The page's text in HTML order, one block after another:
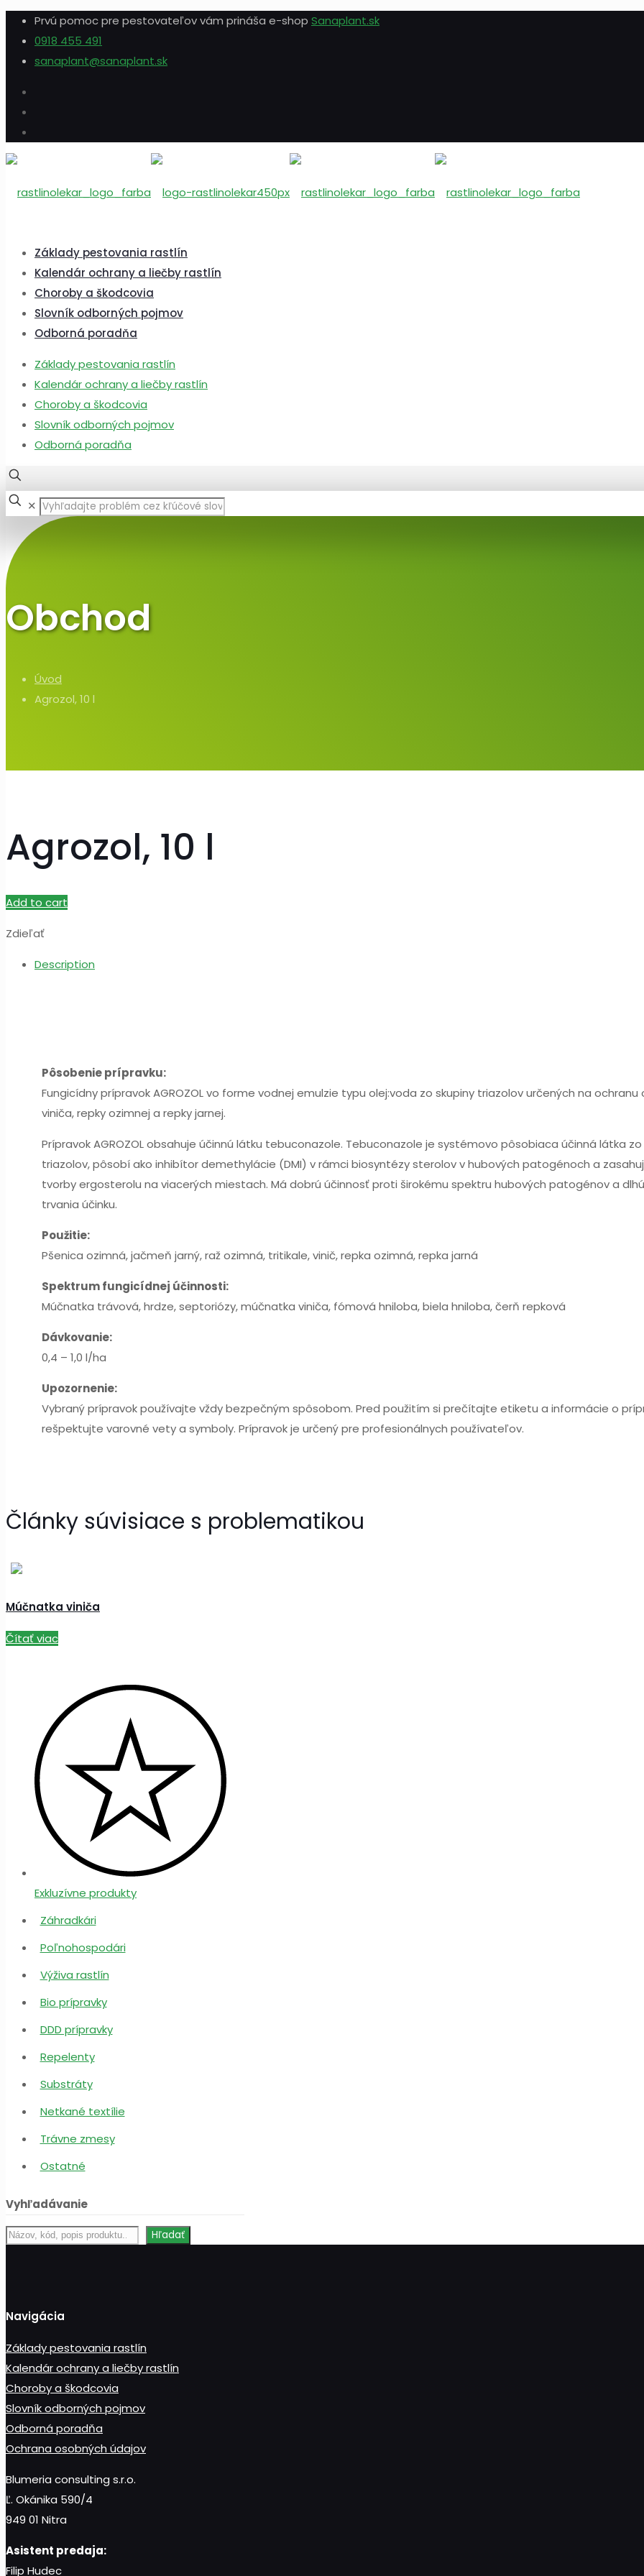
Prvú pomoc pre pestovateľov vám prináša e-shop Sanaplant.sk
0918 455 491
sanaplant@sanaplant.sk
Základy pestovania rastlín
Kalendár ochrany a liečby rastlín
Choroby a škodcovia
Slovník odborných pojmov
Odborná poradňa
Základy pestovania rastlín
Kalendár ochrany a liečby rastlín
Choroby a škodcovia
Slovník odborných pojmov
Odborná poradňa
✕
Obchod
Úvod
Agrozol, 10 l
Agrozol, 10 l
Add to cart
Zdieľať
Description
Pôsobenie prípravku:
Fungicídny prípravok AGROZOL vo forme vodnej emulzie typu olej:voda zo skupiny triazolov určených na ochranu
viniča, repky ozimnej a repky jarnej.
Prípravok AGROZOL obsahuje účinnú látku tebuconazole. Tebuconazole je systémovo pôsobiaca účinná látka zo
triazolov, pôsobí ako inhibítor demethylácie (DMI) v rámci biosyntézy sterolov v hubových patogénoch a
tvorby ergosterolu na viacerých miestach. Má dobrú účinnosť proti širokému spektru hubových patogénov a
trvania účinku.
Použitie:
Pšenica ozimná, jačmeň jarný, raž ozimná, tritikale, vinič, repka ozimná, repka jarná
Spektrum fungicídnej účinnosti:
Múčnatka trávová, hrdze, septoriózy, múčnatka viniča, fómová hniloba, biela hniloba, čerň repková
Dávkovanie:
0,4 – 1,0 l/ha
Upozornenie:
Vybraný prípravok používajte vždy bezpečným spôsobom. Pred použitím si prečítajte etiketu a informácie o
rešpektujte varovné vety a symboly. Prípravok je určený pre profesionálnych používateľov.
Články súvisiace s problematikou
Múčnatka viniča
Čítať viac
Exkluzívne produkty
Záhradkári
Poľnohospodári
Výživa rastlín
Bio prípravky
DDD prípravky
Repelenty
Substráty
Netkané textílie
Trávne zmesy
Ostatné
Vyhľadávanie
Hľadať
Hľadať
Navigácia
Základy pestovania rastlín
Kalendár ochrany a liečby rastlín
Choroby a škodcovia
Slovník odborných pojmov
Odborná poradňa
Ochrana osobných údajov
Blumeria consulting s.r.o.
Ľ. Okánika 590/4
949 01 Nitra
Asistent predaja:
Filip Hudec